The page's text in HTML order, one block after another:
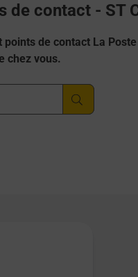
de contact - ST
de contact La
chez vous.